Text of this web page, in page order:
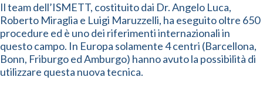
Il team dell’ISMETT, costituito dai Dr. Angelo Luca,
Roberto Miraglia e Luigi Maruzzelli, ha eseguito oltre 650
procedure ed è uno dei riferimenti internazionali in
questo campo. In Europa solamente 4 centri (Barcellona,
Bonn, Friburgo ed Amburgo) hanno avuto la possibilità di
utilizzare questa nuova tecnica.